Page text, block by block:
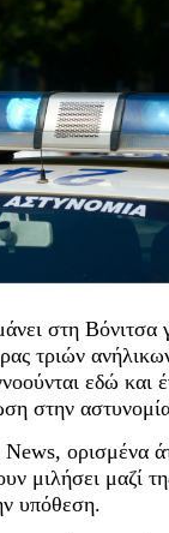
στη Βόνιτσα
τριών
εδώ και
στην
ορισμένα
μιλήσει μαζί
υπόθεση.